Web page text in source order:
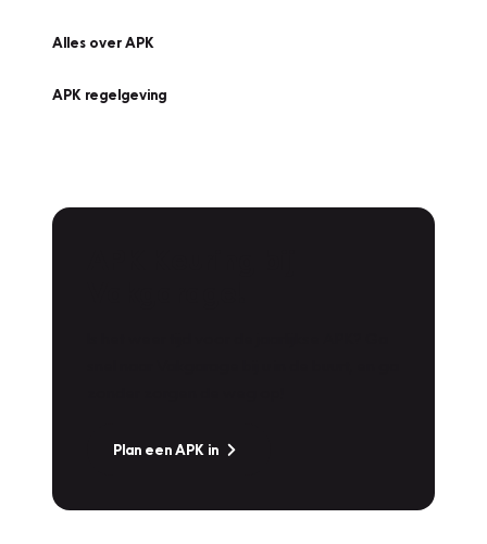
Alles over APK
APK regelgeving
Plan een APK in